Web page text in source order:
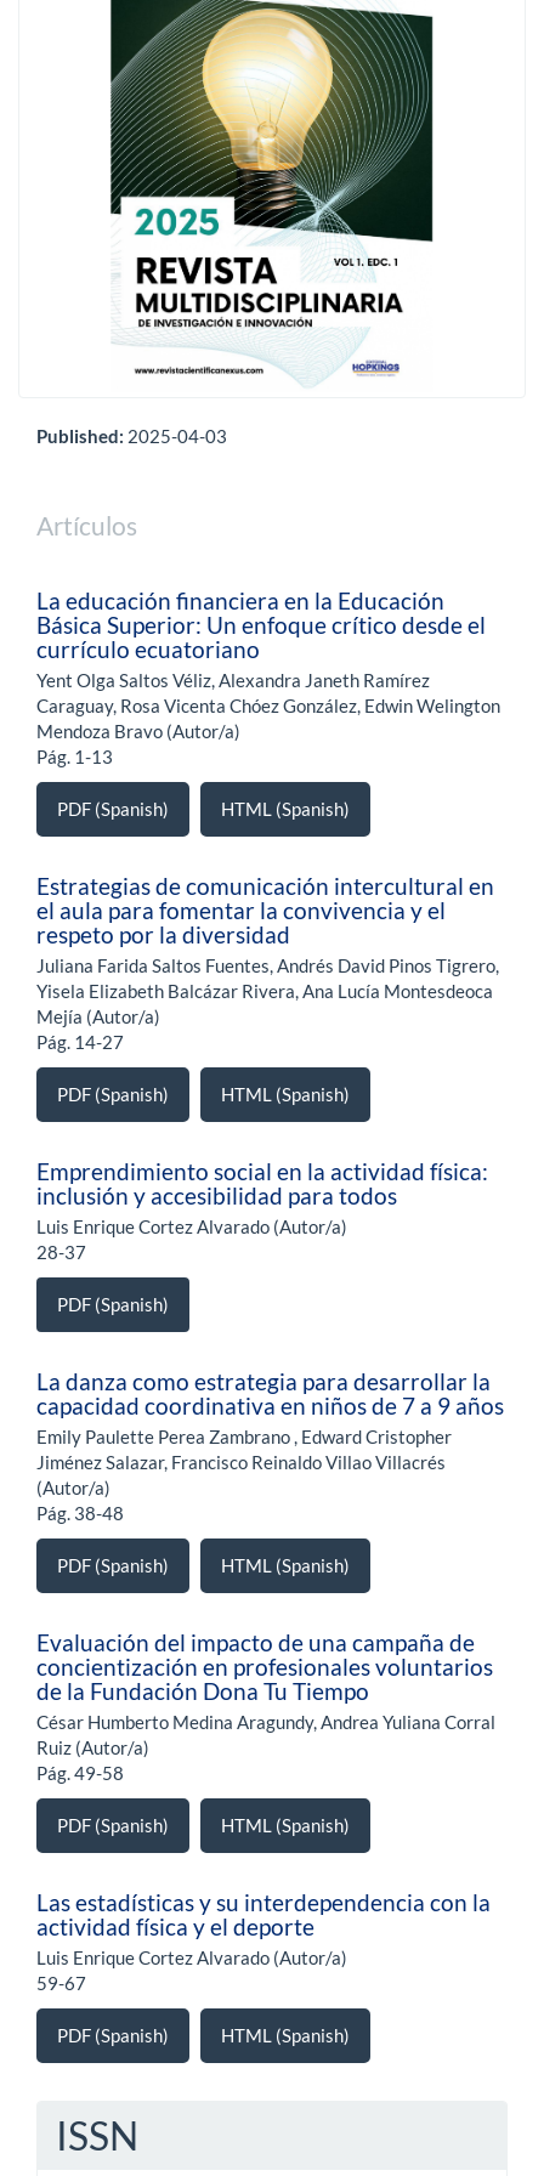
Published: 2025-04-03
Artículos
La educación financiera en la Educación
Básica Superior: Un enfoque crítico desde el
currículo ecuatoriano
Yent Olga Saltos Véliz, Alexandra Janeth Ramírez
Caraguay, Rosa Vicenta Chóez González, Edwin Welington
Mendoza Bravo (Autor/a)
Pág. 1-13
PDF (Spanish) HTML (Spanish)
Estrategias de comunicación intercultural en
el aula para fomentar la convivencia y el
respeto por la diversidad
Juliana Farida Saltos Fuentes, Andrés David Pinos Tigrero,
Yisela Elizabeth Balcázar Rivera, Ana Lucía Montesdeoca
Mejía (Autor/a)
Pág. 14-27
PDF (Spanish) HTML (Spanish)
Emprendimiento social en la actividad física:
inclusión y accesibilidad para todos
Luis Enrique Cortez Alvarado (Autor/a)
28-37
PDF (Spanish)
La danza como estrategia para desarrollar la
capacidad coordinativa en niños de 7 a 9 años
Emily Paulette Perea Zambrano , Edward Cristopher
Jiménez Salazar, Francisco Reinaldo Villao Villacrés
(Autor/a)
Pág. 38-48
PDF (Spanish) HTML (Spanish)
Evaluación del impacto de una campaña de
concientización en profesionales voluntarios
de la Fundación Dona Tu Tiempo
César Humberto Medina Aragundy, Andrea Yuliana Corral
Ruiz (Autor/a)
Pág. 49-58
PDF (Spanish) HTML (Spanish)
Las estadísticas y su interdependencia con la
actividad física y el deporte
Luis Enrique Cortez Alvarado (Autor/a)
59-67
PDF (Spanish) HTML (Spanish)
ISSN